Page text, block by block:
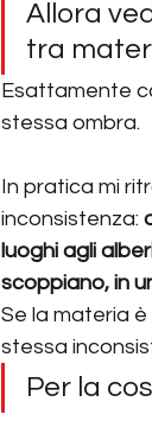
Allora
tra
Esattamente
stessa ombra.
In pratica mi
inconsistenza:
luoghi agli
scoppiano, in
Se la materia
stessa
Per la